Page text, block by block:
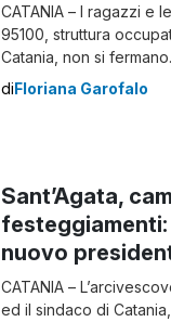
CATANIA – I ragazzi e
95100, struttura
Catania, non si
manifestazione alle
diFloriana Garofalo
Sant’Agata,
nuovo
CATANIA –
ed il sindaco di